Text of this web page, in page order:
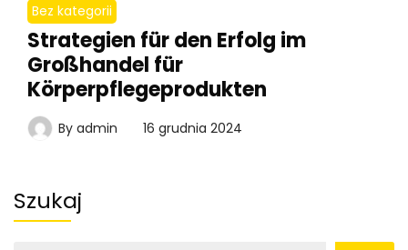
Bez kategorii
Strategien für den Erfolg im
Großhandel für
Körperpflegeprodukten
By admin 16 grudnia 2024
Szukaj